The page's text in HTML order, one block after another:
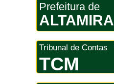
Prefeitura de
ALTAMIRA
Tribunal de Contas
TCM